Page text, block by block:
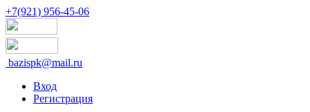
+7(921) 956-45-06
bazispk@mail.ru
Вход
Регистрация